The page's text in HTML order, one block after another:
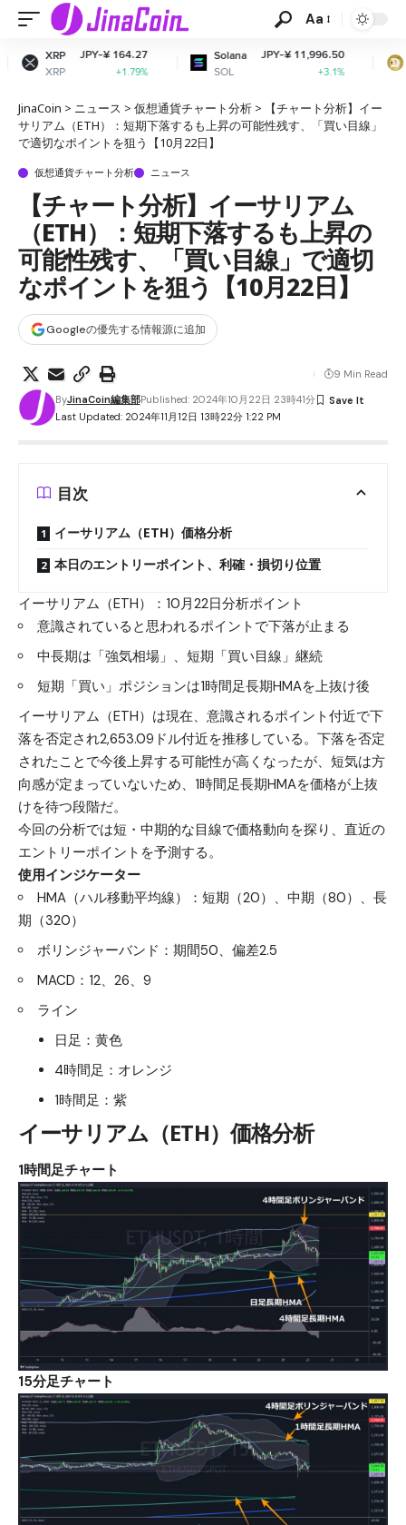
Aa
¥ 164.27
+1.79%
Solana
SOL
JPY-¥ 11,996.50
+3.1%
Dogecoin
DOGE
JPY-
JinaCoin > ニュース > 仮想通貨チャート分析 >
【チャート分析】イー
サリアム（ETH）：短期下落するも上昇の可能性残す、「買い目線」
で適切なポイントを狙う【10月22日】
仮想通貨チャート分析 ニュース
【チャート分析】イーサリアム
（ETH）：短期下落するも上昇の
可能性残す、「買い目線」で適切
なポイントを狙う【10月22日】
Googleの優先する情報源に追加
Last Updated: 2024年11月12日 13時22分 1:22 PM
ByJinaCoin編集部Published: 2024年10月22日 23時41分
9 Min Read
目次
イーサリアム（ETH）価格分析
本日のエントリーポイント、利確・損切り位置
イーサリアム（ETH）：10月22日分析ポイント
意識されていると思われるポイントで下落が止まる
中長期は「強気相場」、短期「買い目線」継続
短期「買い」ポジションは1時間足長期HMAを上抜け後
イーサリアム（ETH）は現在、意識されるポイント付近で下
落を否定され2,653.09ドル付近を推移している。下落を否定
されたことで今後上昇する可能性が高くなったが、短気は方
向感が定まっていないため、1時間足長期HMAを価格が上抜
けを待つ段階だ。
今回の分析では短・中期的な目線で価格動向を探り、直近の
エントリーポイントを予測する。
使用インジケーター
HMA（ハル移動平均線）：短期（20）、中期（80）、長
期（320）
ボリンジャーバンド：期間50、偏差2.5
MACD：12、26、9
ライン
日足：黄色
4時間足：オレンジ
1時間足：紫
イーサリアム（ETH）価格分析
1時間足チャート
15分足チャート